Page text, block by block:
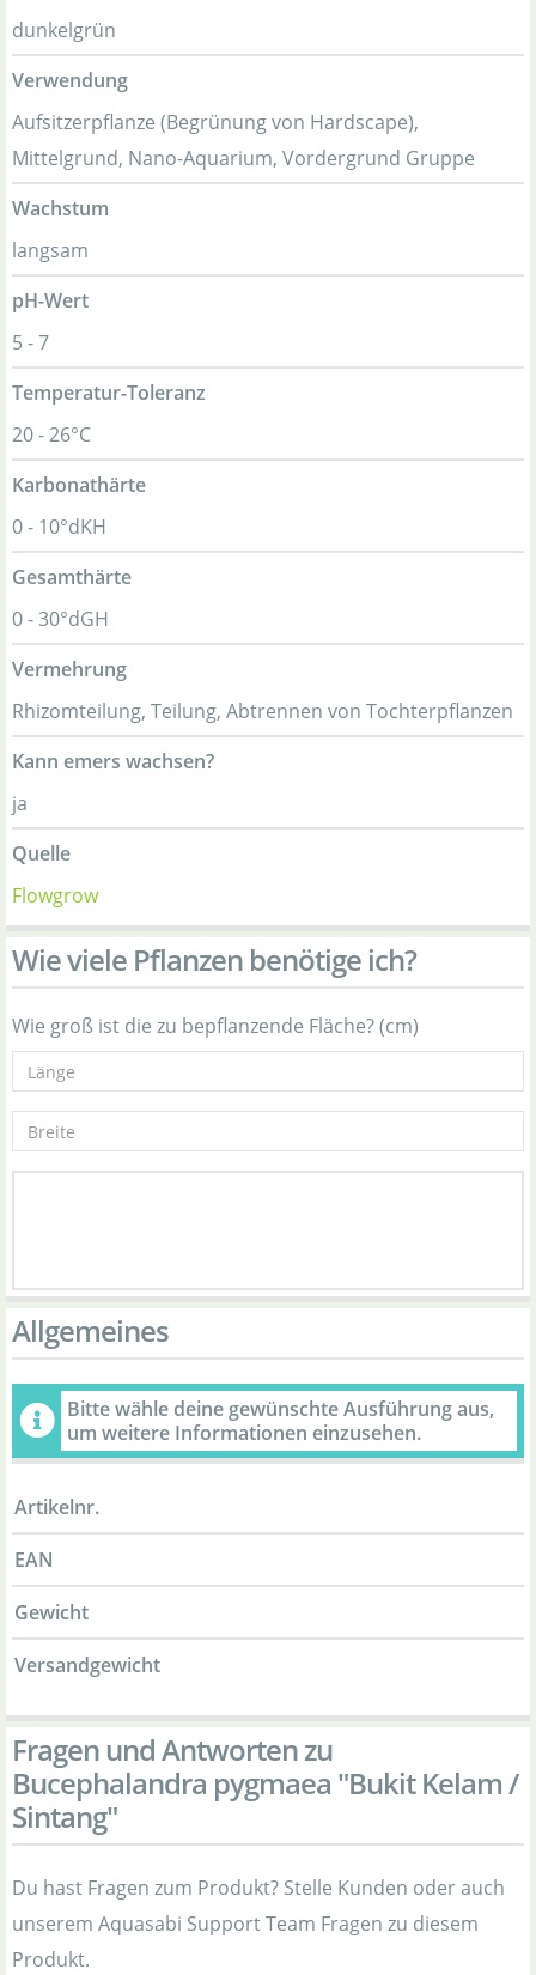
dunkelgrün
Verwendung
Aufsitzerpflanze (Begrünung von Hardscape),
Mittelgrund, Nano-Aquarium, Vordergrund Gruppe
Wachstum
langsam
pH-Wert
5 - 7
Temperatur-Toleranz
20 - 26°C
Karbonathärte
0 - 10°dKH
Gesamthärte
0 - 30°dGH
Vermehrung
Rhizomteilung, Teilung, Abtrennen von Tochterpflanzen
Kann emers wachsen?
ja
Quelle
Flowgrow
Wie viele Pflanzen benötige ich?
Wie groß ist die zu bepflanzende Fläche? (cm)
Allgemeines
Bitte wähle deine gewünschte Ausführung aus,
um weitere Informationen einzusehen.
Artikelnr.
EAN
Gewicht
Versandgewicht
Fragen und Antworten zu
Bucephalandra pygmaea "Bukit Kelam /
Sintang"
Du hast Fragen zum Produkt? Stelle Kunden oder auch
unserem Aquasabi Support Team Fragen zu diesem
Produkt.